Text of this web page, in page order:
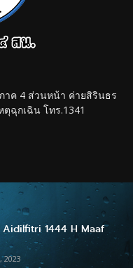
าค 4 ส่วนหน้า ค่ายสิรินธร
ฉุกเฉิน โทร.1341
Aidilfitri 1444 H Maaf
2023